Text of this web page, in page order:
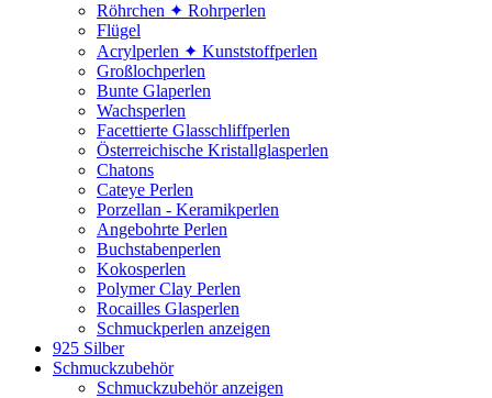
Röhrchen ✦ Rohrperlen
Flügel
Acrylperlen ✦ Kunststoffperlen
Großlochperlen
Bunte Glaperlen
Wachsperlen
Facettierte Glasschliffperlen
Österreichische Kristallglasperlen
Chatons
Cateye Perlen
Porzellan - Keramikperlen
Angebohrte Perlen
Buchstabenperlen
Kokosperlen
Polymer Clay Perlen
Rocailles Glasperlen
Schmuckperlen anzeigen
925 Silber
Schmuckzubehör
Schmuckzubehör anzeigen